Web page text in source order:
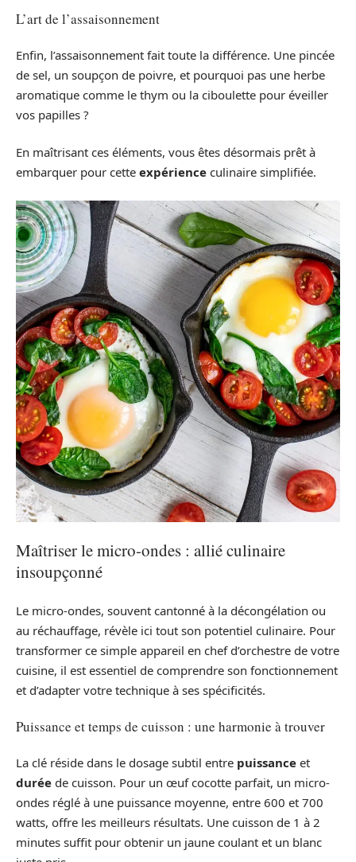
L’art de l’assaisonnement
Enfin, l’assaisonnement fait toute la différence. Une pincée
de sel, un soupçon de poivre, et pourquoi pas une herbe
aromatique comme le thym ou la ciboulette pour éveiller
vos papilles ?
En maîtrisant ces éléments, vous êtes désormais prêt à
embarquer pour cette expérience culinaire simplifiée.
Maîtriser le micro-ondes : allié culinaire
insoupçonné
Le micro-ondes, souvent cantonné à la décongélation ou
au réchauffage, révèle ici tout son potentiel culinaire. Pour
transformer ce simple appareil en chef d’orchestre de votre
cuisine, il est essentiel de comprendre son fonctionnement
et d’adapter votre technique à ses spécificités.
Puissance et temps de cuisson : une harmonie à trouver
La clé réside dans le dosage subtil entre puissance et
durée de cuisson. Pour un œuf cocotte parfait, un micro-
ondes réglé à une puissance moyenne, entre 600 et 700
watts, offre les meilleurs résultats. Une cuisson de 1 à 2
minutes suffit pour obtenir un jaune coulant et un blanc